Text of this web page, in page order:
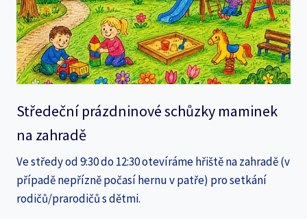
Středeční prázdninové schůzky maminek
na zahradě
Ve středy od 9:30 do 12:30 otevíráme hřiště na zahradě (v
případě nepřízně počasí hernu v patře) pro setkání
rodičů/prarodičů s dětmi.